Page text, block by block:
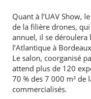
Quant à l’UAV Show,
de la filière drones,
annuel, il se déroulera
l’Atlantique à
Le salon, coorganisé
attend plus de 120
70 % des 7 000 m² de
commercialisés.